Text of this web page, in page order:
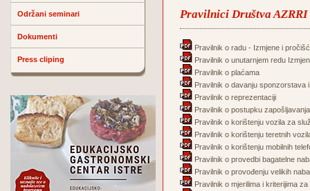
Održani seminari
Dokumenti
Press cliping
Pravilnici Društva AZRRI
Pravilnik o radu - Izmjene i
Pravilnik o unutarnjem redu
Pravilnik o plaćama
Pravilnik o davanju sponzorstava
Pravilnik o reprezentaciji
Pravilnik o postupku zapošljavanja
Pravilnik o korištenju vozila za
Pravilnik o korištenju teretnih
Pravilnik o korištenju mobilnih
Pravilnik o provedbi bagatelne
Pravilnik o provođenju velikih
Pravilnik o mjerilima i kriterijima